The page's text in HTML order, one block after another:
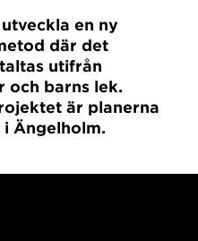
en ny
där det
utifrån
och barns lek.
är planerna
Ängelholm.